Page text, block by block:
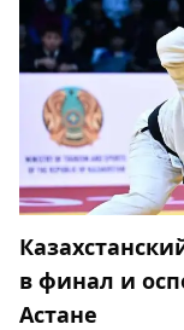
в финал и
Астане